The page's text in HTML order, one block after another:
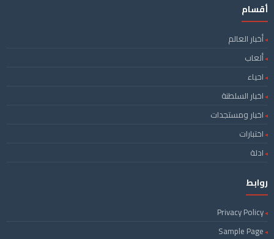
أقسام
أخبار العالم
ألعاب
احياء
اخبار السلطنة
اخبار ومستجدات
اختبارات
ادلة
روابط
Privacy Policy
Sample Page